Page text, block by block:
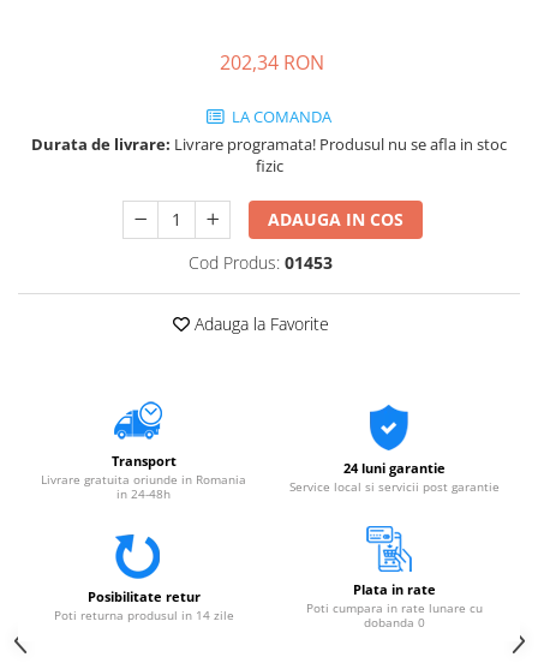
202,34 RON
LA COMANDA
Durata de livrare: Livrare programata! Produsul nu se afla in stoc
fizic
ADAUGA IN COS
Cod Produs: 01453
Adauga la Favorite
Transport
Livrare gratuita oriunde in Romania
in 24-48h
24 luni garantie
Service local si servicii post garantie
Posibilitate retur
Poti returna produsul in 14 zile
Plata in rate
Poti cumpara in rate lunare cu
dobanda 0